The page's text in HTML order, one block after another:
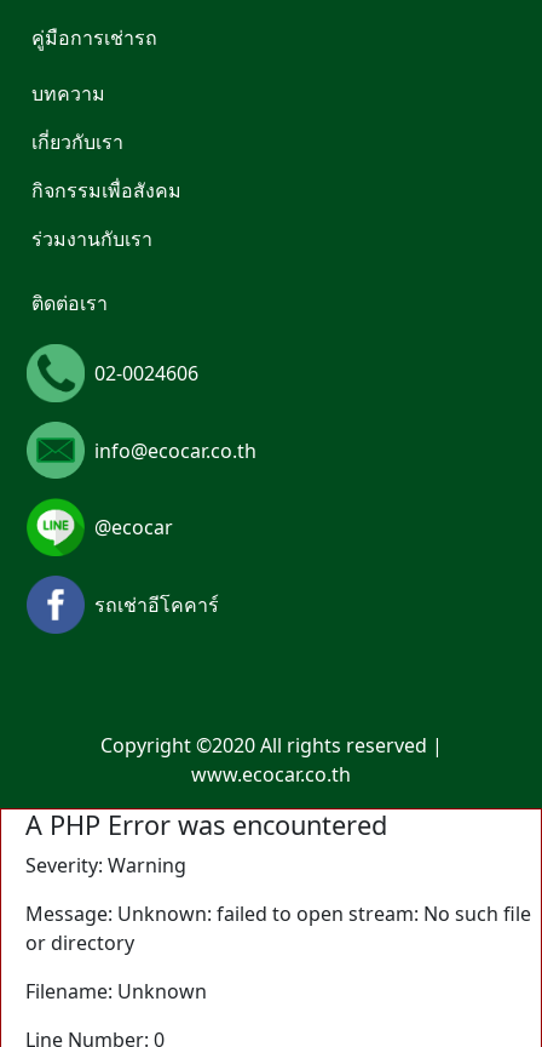
คู่มือการเช่ารถ
บทความ
เกี่ยวกับเรา
กิจกรรมเพื่อสังคม
ร่วมงานกับเรา
ติดต่อเรา
02-0024606
info@ecocar.co.th
@ecocar
รถเช่าอีโคคาร์
Copyright ©2020 All rights reserved |
www.ecocar.co.th
A PHP Error was encountered
Severity: Warning
Message: Unknown: failed to open stream: No such file
or directory
Filename: Unknown
Line Number: 0